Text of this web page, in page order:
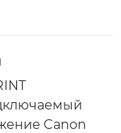
Canon